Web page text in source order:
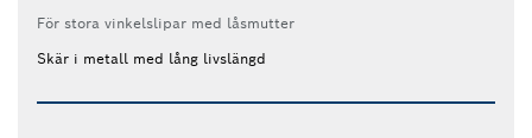
För stora vinkelslipar med låsmutter
Skär i metall med lång livslängd